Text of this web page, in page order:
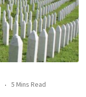
5 Mins Read